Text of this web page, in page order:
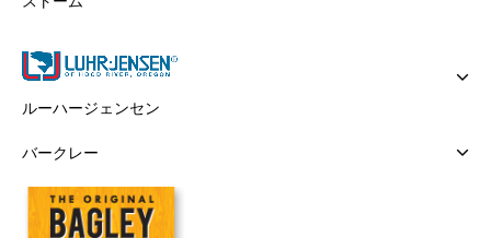
ルーハージェンセン
バークレー